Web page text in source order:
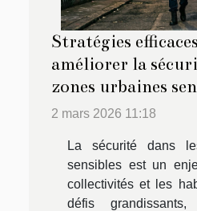
Stratégies
améliorer la
zones urbaines
2 mars 2026 11:18
La sécurité dans
sensibles est un
collectivités et les
défis